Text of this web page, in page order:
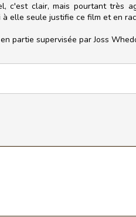
c'est clair, mais pourtant très
elle seule justifie ce film et en
partie supervisée par Joss